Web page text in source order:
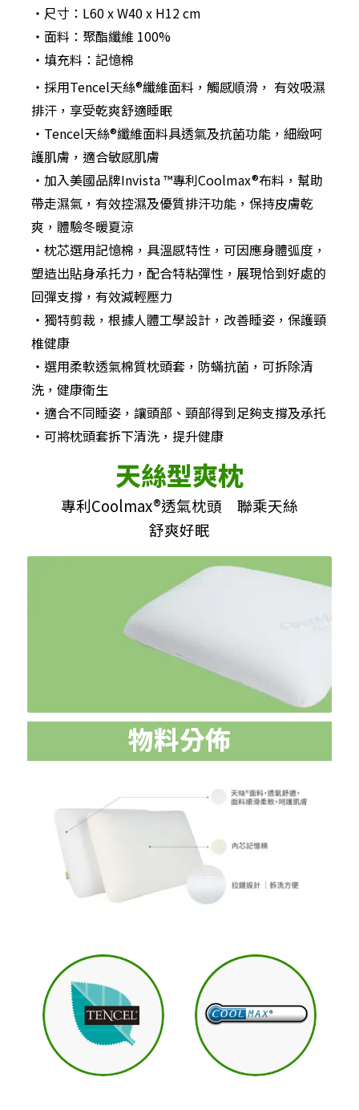
‧尺寸：L60 x W40 x H12 cm
‧面料：聚酯纖維 100%
‧填充料：記憶棉
‧採用Tencel天絲®纖維面料，觸感順滑， 有效吸濕
排汗，享受乾爽舒適睡眠
‧Tencel天絲®纖維面料具透氣及抗菌功能，細緻呵
護肌膚，適合敏感肌膚
‧加入美國品牌Invista ™️專利Coolmax®布料，幫助
帶走濕氣，有效控濕及優質排汗功能，保持皮膚乾
爽，體驗冬暖夏涼
‧枕芯選用記憶棉，具溫感特性，可因應身體弧度，
塑造出貼身承托力，配合特粘彈性，展現恰到好處的
回彈支撐，有效減輕壓力
‧獨特剪裁，根據人體工學設計，改善睡姿，保護頸
椎健康
‧選用柔軟透氣棉質枕頭套，防蟎抗菌，可拆除清
洗，健康衛生
‧適合不同睡姿，讓頭部、頸部得到足夠支撐及承托
‧可將枕頭套拆下清洗，提升健康
天絲型爽枕
專利Coolmax®透氣枕頭 聯乘天絲
舒爽好眠
物料分佈